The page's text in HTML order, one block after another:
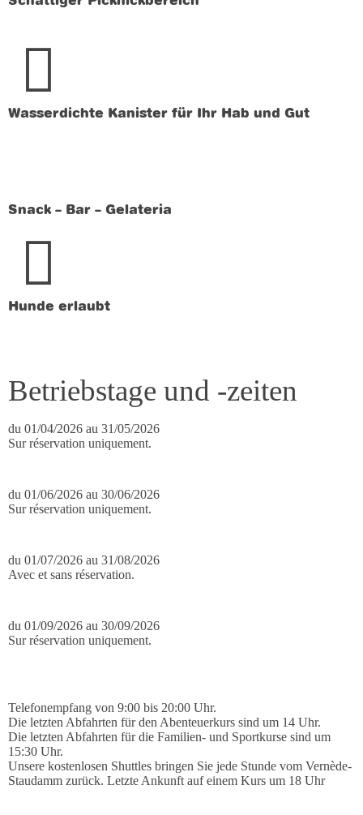
Wasserdichte Kanister für Ihr Hab und Gut
Snack – Bar – Gelateria
Hunde erlaubt
Betriebstage und -zeiten
du 01/04/2026 au 31/05/2026
Sur réservation uniquement.
du 01/06/2026 au 30/06/2026
Sur réservation uniquement.
du 01/07/2026 au 31/08/2026
Avec et sans réservation.
du 01/09/2026 au 30/09/2026
Sur réservation uniquement.
Telefonempfang von 9:00 bis 20:00 Uhr.
Die letzten Abfahrten für den Abenteuerkurs sind um 14 Uhr.
Die letzten Abfahrten für die Familien- und Sportkurse sind um
15:30 Uhr.
Unsere kostenlosen Shuttles bringen Sie jede Stunde vom Vernède-
Staudamm zurück. Letzte Ankunft auf einem Kurs um 18 Uhr